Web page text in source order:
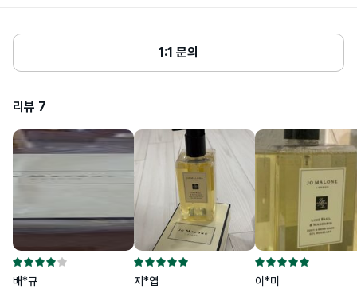
클로라이드 , 리모넨 , 부틸페닐메칠프로피
파-이소메칠이오논 , 참나무이끼추출물 ,
심사필유무 해당없음
모든 피부/성별 사용가능
용량또는중량 100ml / 250ml / 500ml
품질보증기준
공정거래위원회 고시 품목 별 소비자 분쟁
• 판매자 귀책 사유로 인한 반품은 고객센터에 문의해주세요
• 네이버페이로 주문한 경우 반품은 고객센터에 문의해주세요
용사유서 미제출 등)로 지연되거나, 이로 인한 물품 멸실이 발생하는 경우 고객님께
서 책임을 부담하며, 관련 비용(제품 가격 및 배송비용 등)을 부담할 수 있어요
• 통관 안내를 위해 바이슈코는 고객님께 연락을 드릴 수 있으며, 15일 이내 통관이
• 다음 상품 구매 시 사용할 수 있도록 개인통관고유부호 페이지에서 업데이트된 정
• 24년도 8월 29일(목)부터 개인통관고유부호 검증이 강화돼요
• 개인 통관고유부호 발급정보(성명,전화번호,주소)가 변경된 경우, 관세청 개인통
관고유 부호 발급 사이트(관세청 모바일)에서 변경된 정보를 필히 수정하세요
• 발급정보와 수하인 개인통관고유부호+성명+전화번호+주소가 모두 일치하지 않
을 경우 통관이 제한될 수 있어요
• 여러개의 뷰티 상품을 한번에 구매할 때, 관부가세가 발생하는 경우 배송비와 비
교해 상품을 나누어 발송할 수 있어요
• 동일한 날짜에 여러번 주문하는 경우 자동으로 나누어 발송해요
1:1 문의
리뷰 7
배*규 지*엽 이*미